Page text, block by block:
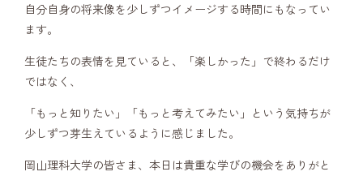
自分自身の将来像を少しずつイメージする時間にもなってい
ます。
生徒たちの表情を見ていると、「楽しかった」で終わるだけ
ではなく、
「もっと知りたい」「もっと考えてみたい」という気持ちが
少しずつ芽生えているように感じました。
岡山理科大学の皆さま、本日は貴重な学びの機会をありがと